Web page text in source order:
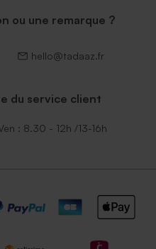
ou une remarque ?
hello@tadaaz.fr
du service client
: 8.30 - 12h /13-16h